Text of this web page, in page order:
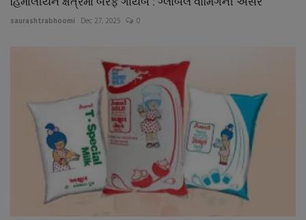
saurashtrabhoomi Dec 27, 2025 0